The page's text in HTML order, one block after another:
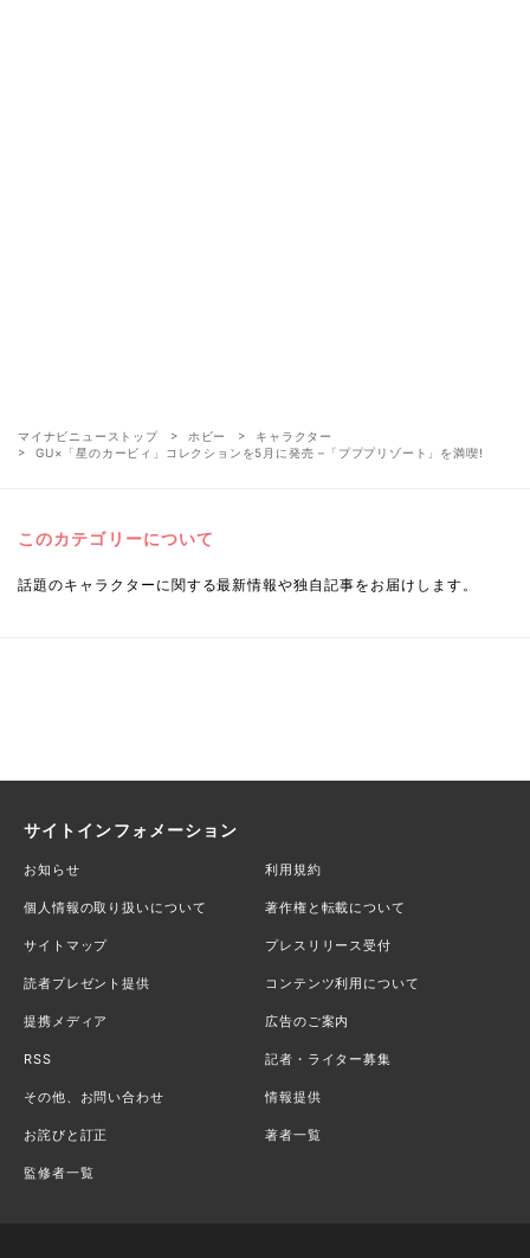
マイナビニューストップ ホビー
キャラクター
GU×「星のカービィ」コレクションを5月に発売 –「プププリゾート」を満喫!
このカテゴリーについて
話題のキャラクターに関する最新情報や独自記事をお届けします。
サイトインフォメーション
お知らせ 利用規約
個人情報の取り扱いについて 著作権と転載について
サイトマップ プレスリリース受付
読者プレゼント提供 コンテンツ利用について
提携メディア 広告のご案内
RSS 記者・ライター募集
その他、お問い合わせ 情報提供
お詫びと訂正 著者一覧
監修者一覧